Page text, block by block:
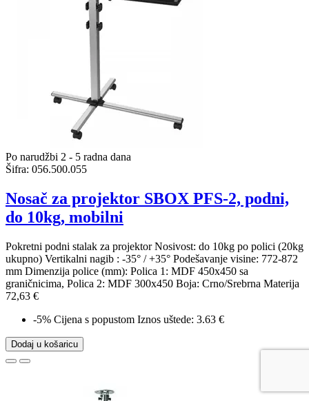
Po narudžbi 2 - 5 radna dana
Šifra: 056.500.055
Nosač za projektor SBOX PFS-2, podni,
do 10kg, mobilni
Pokretni podni stalak za projektor Nosivost: do 10kg po polici (20kg
ukupno) Vertikalni nagib : -35° / +35° Podešavanje visine: 772-872
mm Dimenzija police (mm): Polica 1: MDF 450x450 sa
graničnicima, Polica 2: MDF 300x450 Boja: Crno/Srebrna Materija
72,63 €
-5% Cijena s popustom Iznos uštede: 3.63 €
Dodaj u košaricu